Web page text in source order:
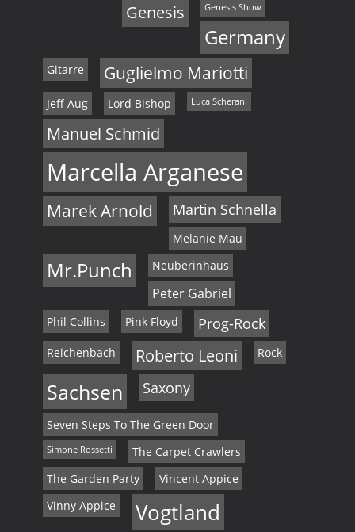
Genesis Genesis Show
Germany
Gitarre Guglielmo Mariotti
Jeff Aug Lord Bishop Luca Scherani
Manuel Schmid
Marcella Arganese
Marek Arnold Martin Schnella
Melanie Mau
Mr.Punch Neuberinhaus
Peter Gabriel
Phil Collins Pink Floyd Prog-Rock
Reichenbach Roberto Leoni Rock
Sachsen Saxony
Seven Steps To The Green Door
Simone Rossetti
The Carpet Crawlers
The Garden Party
Vincent Appice
Vinny Appice
Vogtland